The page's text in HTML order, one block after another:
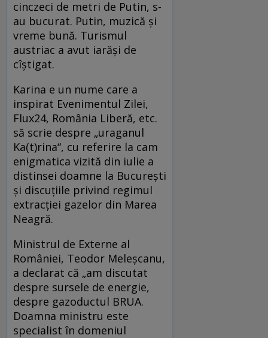
cinczeci de metri de Putin, s-
au bucurat. Putin, muzică și
vreme bună. Turismul
austriac a avut iarăși de
cîștigat.
Karina e un nume care a
inspirat Evenimentul Zilei,
Flux24, România Liberă, etc.
să scrie despre „uraganul
Ka(t)rina“, cu referire la cam
enigmatica vizită din iulie a
distinsei doamne la București
și discuțiile privind regimul
extracției gazelor din Marea
Neagră.
Ministrul de Externe al
României, Teodor Meleșcanu,
a declarat că „am discutat
despre sursele de energie,
despre gazoductul BRUA.
Doamna ministru este
specialist în domeniul